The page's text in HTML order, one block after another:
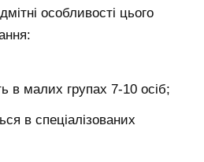
особливості цього
в малих групах 7-10 осіб;
в спеціалізованих